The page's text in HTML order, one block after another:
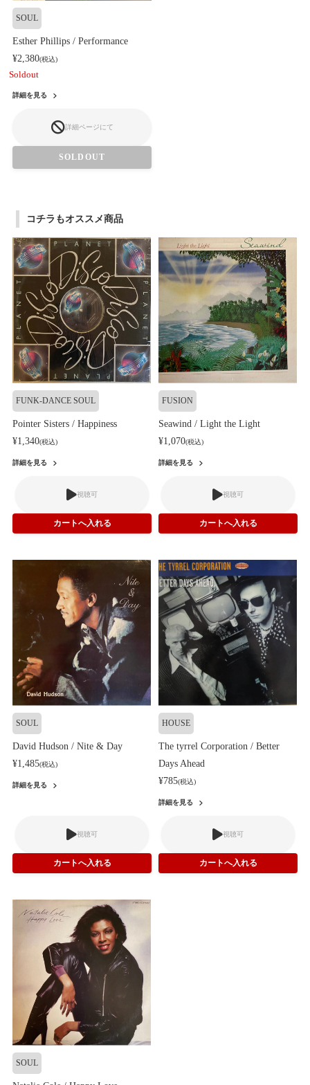
SOUL
Esther Phillips / Performance
¥2,380(税込)
Soldout
詳細を見る
詳細ページにて
SOLDOUT
コチラもオススメ商品
FUNK-DANCE SOUL
Pointer Sisters / Happiness
¥1,340(税込)
詳細を見る
視聴可
FUSION
Seawind / Light the Light
¥1,070(税込)
詳細を見る
視聴可
SOUL
David Hudson / Nite & Day
¥1,485(税込)
詳細を見る
視聴可
HOUSE
The tyrrel Corporation / Better
Days Ahead
¥785(税込)
詳細を見る
視聴可
SOUL